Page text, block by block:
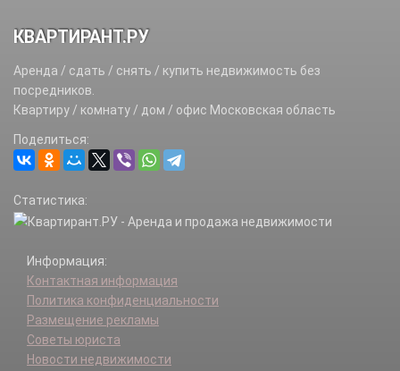
КВАРТИРАНТ.РУ
Аренда / сдать / снять / купить недвижимость без
посредников.
Квартиру / комнату / дом / офис Московская область
Поделиться:
Статистика:
Информация:
Контактная информация
Политика конфиденциальности
Размещение рекламы
Советы юриста
Новости недвижимости